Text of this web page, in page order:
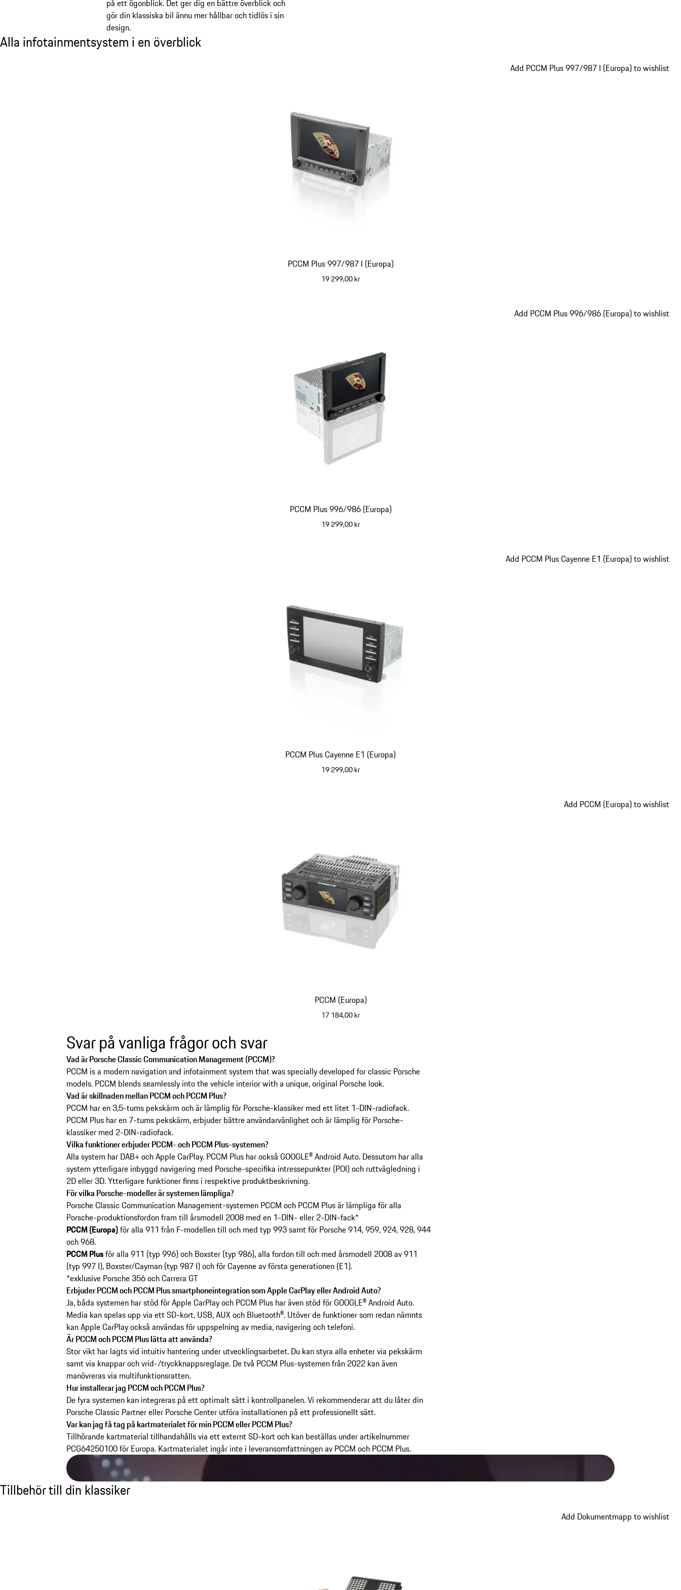
på ett ögonblick. Det ger dig en bättre överblick och
gör din klassiska bil ännu mer hållbar och tidlös i sin
design.
Alla infotainmentsystem i en överblick
Alla infotainmentsystem i en överblick
PCCM Plus 997/987 I (Europa)
19 299,00 kr
Add PCCM Plus 997/987 I (Europa) to wishlist
PCCM Plus 996/986 (Europa)
19 299,00 kr
Add PCCM Plus 996/986 (Europa) to wishlist
PCCM Plus Cayenne E1 (Europa)
19 299,00 kr
Add PCCM Plus Cayenne E1 (Europa) to wishlist
PCCM (Europa)
17 184,00 kr
Add PCCM (Europa) to wishlist
Gå
tillbaka
till
toppen
av
produktgalleriet
Svar på vanliga frågor och svar
Vad är Porsche Classic Communication Management (PCCM)?
PCCM is a modern navigation and infotainment system that was specially developed for classic Porsche
models. PCCM blends seamlessly into the vehicle interior with a unique, original Porsche look.
Vad är skillnaden mellan PCCM och PCCM Plus?
PCCM har en 3,5-tums pekskärm och är lämplig för Porsche-klassiker med ett litet 1-DIN-radiofack.
PCCM Plus har en 7-tums pekskärm, erbjuder bättre användarvänlighet och är lämplig för Porsche-
klassiker med 2-DIN-radiofack.
Vilka funktioner erbjuder PCCM- och PCCM Plus-systemen?
Alla system har DAB+ och Apple CarPlay. PCCM Plus har också GOOGLE® Android Auto. Dessutom har alla
system ytterligare inbyggd navigering med Porsche-specifika intressepunkter (POI) och ruttvägledning i
2D eller 3D. Ytterligare funktioner finns i respektive produktbeskrivning.
För vilka Porsche-modeller är systemen lämpliga?
Porsche Classic Communication Management-systemen PCCM och PCCM Plus är lämpliga för alla
Porsche-produktionsfordon fram till årsmodell 2008 med en 1-DIN- eller 2-DIN-fack*
PCCM (Europa)för alla 911 från F-modellen till och med typ 993 samt för Porsche 914, 959, 924, 928, 944
och 968.
PCCM Plusför alla 911 (typ 996) och Boxster (typ 986), alla fordon till och med årsmodell 2008 av 911
(typ 997 I), Boxster/Cayman (typ 987 I) och för Cayenne av första generationen (E1).
*exklusive Porsche 356 och Carrera GT
Erbjuder PCCM och PCCM Plus smartphoneintegration som Apple CarPlay eller Android Auto?
Ja, båda systemen har stöd för Apple CarPlay och PCCM Plus har även stöd för GOOGLE® Android Auto.
Media kan spelas upp via ett SD-kort, USB, AUX och Bluetooth®. Utöver de funktioner som redan nämnts
kan Apple CarPlay också användas för uppspelning av media, navigering och telefoni.
Är PCCM och PCCM Plus lätta att använda?
Stor vikt har lagts vid intuitiv hantering under utvecklingsarbetet. Du kan styra alla enheter via pekskärm
samt via knappar och vrid-/tryckknappsreglage. De två PCCM Plus-systemen från 2022 kan även
manövreras via multifunktionsratten.
Hur installerar jag PCCM och PCCM Plus?
De fyra systemen kan integreras på ett optimalt sätt i kontrollpanelen. Vi rekommenderar att du låter din
Porsche Classic Partner eller Porsche Center utföra installationen på ett professionellt sätt.
Var kan jag få tag på kartmaterialet för min PCCM eller PCCM Plus?
Tillhörande kartmaterial tillhandahålls via ett externt SD-kort och kan beställas under artikelnummer
PCG64250100 för Europa. Kartmaterialet ingår inte i leveransomfattningen av PCCM och PCCM Plus.
Tillbehör till din klassiker
Tillbehör till din klassiker
Add Dokumentmapp to wishlist